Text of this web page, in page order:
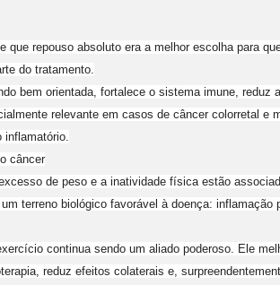
que repouso absoluto era a melhor escolha para
do tratamento.
bem orientada, fortalece o sistema imune, reduz
relevante em casos de câncer colorretal e
câncer
de peso e a inatividade física estão
terreno biológico favorável à doença:
continua sendo um aliado poderoso. Ele
reduz efeitos colaterais e,